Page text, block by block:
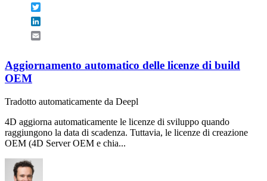
Aggiornamento automatico delle licenze di build
OEM
Tradotto automaticamente da Deepl
4D aggiorna automaticamente le licenze di sviluppo quando
raggiungono la data di scadenza. Tuttavia, le licenze di creazione
OEM (4D Server OEM e chia...